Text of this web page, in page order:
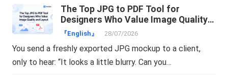
The Top JPG to PDF Tool for
Designers Who Value Image Quality
and Layout
『English』 28/07/2026
You send a freshly exported JPG mockup to a client,
only to hear: “It looks a little blurry. Can you…